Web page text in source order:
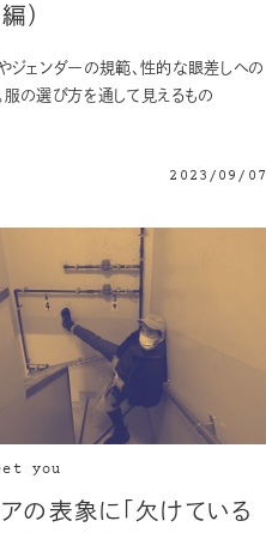
）
ジェンダーの規範、性的な眼差しへの
服の選び方を通して見えるもの
2023/09/07
you
アの表象に「欠けている